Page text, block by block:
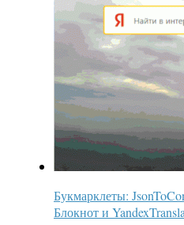
Букмарклеты:
Блокнот и